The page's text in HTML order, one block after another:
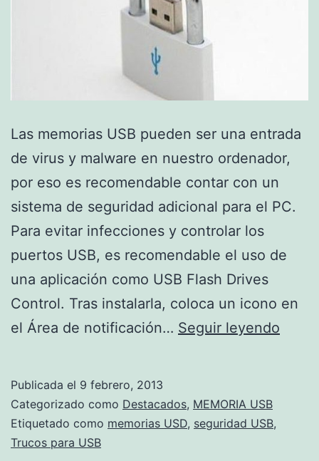
Las memorias USB pueden ser una entrada
de virus y malware en nuestro ordenador,
por eso es recomendable contar con un
sistema de seguridad adicional para el PC.
Para evitar infecciones y controlar los
puertos USB, es recomendable el uso de
una aplicación como USB Flash Drives
Control. Tras instalarla, coloca un icono en
el Área de notificación… Seguir leyendo
Publicada el 9 febrero, 2013
Categorizado como Destacados, MEMORIA USB
Etiquetado como memorias USD, seguridad USB,
Trucos para USB